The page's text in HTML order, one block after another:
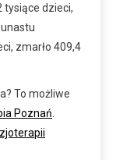
tysiące dzieci,
zmarło 409,4
To możliwe
Poznań